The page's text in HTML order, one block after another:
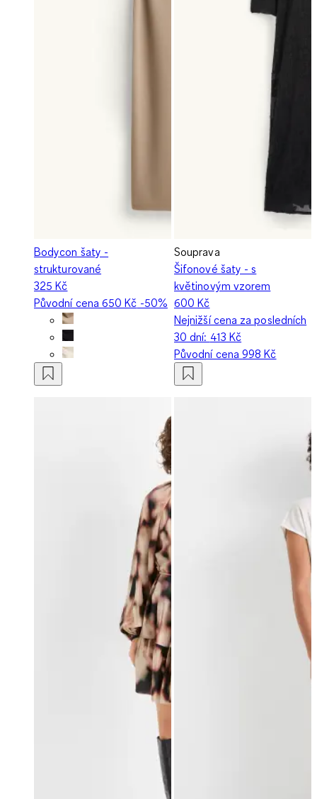
Bodycon šaty -
strukturované
325 Kč
Původní cena650 Kč -50%
Souprava
Šifonové šaty - s
květinovým vzorem
600 Kč
Nejnižší cena za posledních
30 dní: 413 Kč
Původní cena998 Kč